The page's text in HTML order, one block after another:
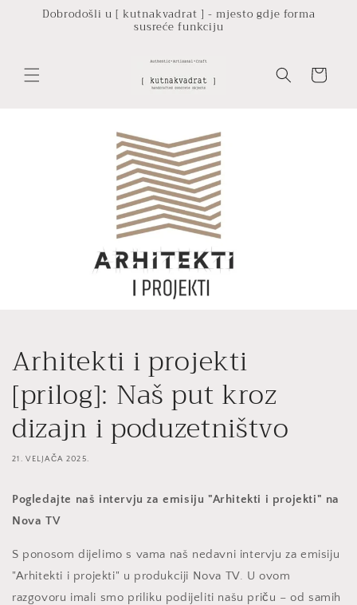
Dobrodošli u [ kutnakvadrat ] - mjesto gdje forma
susreće funkciju
Košarica
Arhitekti i projekti
[prilog]: Naš put kroz
dizajn i poduzetništvo
21. VELJAČA 2025.
Pogledajte naš intervju za emisiju "Arhitekti i projekti" na
Nova TV
S ponosom dijelimo s vama naš nedavni intervju za emisiju
"Arhitekti i projekti" u produkciji Nova TV. U ovom
razgovoru imali smo priliku podijeliti našu priču – od samih